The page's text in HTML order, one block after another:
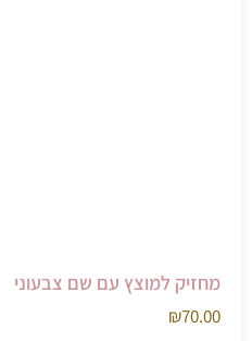
מחזיק למוצץ עם שם צבעוני
₪70.00